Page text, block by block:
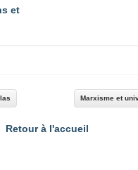
et
Marxisme et
Retour à l'accueil